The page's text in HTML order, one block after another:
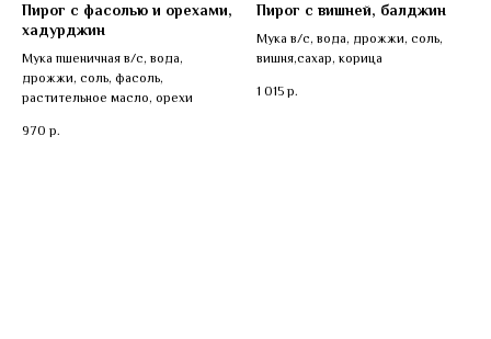
Пирог с фасолью и орехами,
хадурджин
Мука пшеничная в/с, вода,
дрожжи, соль, фасоль,
растительное масло, орехи
970 р.
Пирог с вишней, балджин
Мука в/с, вода, дрожжи, соль,
вишня,сахар, корица
1 015 р.
Контакты